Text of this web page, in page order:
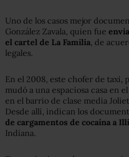
Uno de los casos mejor
González Zavala, quien fue
el cartel de La Familia , de
legales.
En el 2008, este chofer de taxi,
mudó a una espaciosa casa en
en el barrio de clase media
Desde allí, indican los
de cargamentos de cocaína a
Indiana.